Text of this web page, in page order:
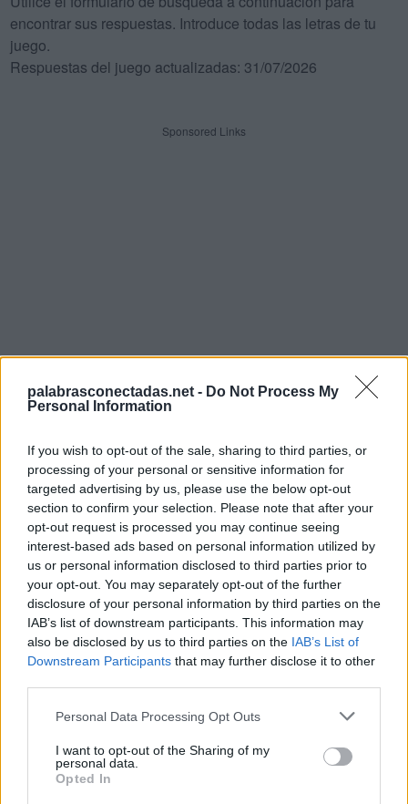
palabrasconectadas.net - Do Not Process My
Personal Information
If you wish to opt-out of the sale, sharing to third parties, or
processing of your personal or sensitive information for
targeted advertising by us, please use the below opt-out
section to confirm your selection. Please note that after your
opt-out request is processed you may continue seeing
interest-based ads based on personal information utilized by
us or personal information disclosed to third parties prior to
your opt-out. You may separately opt-out of the further
disclosure of your personal information by third parties on the
IAB’s list of downstream participants. This information may
also be disclosed by us to third parties on the IAB’s List of
Downstream Participants that may further disclose it to other
Personal Data Processing Opt Outs
I want to opt-out of the Sharing of my
personal data.
Opted In
encontrar sus respuestas. Introduce todas las letras de tu
juego.
Respuestas del juego actualizadas: 31/07/2026
Sponsored Links
Búsqueda por letras. Introduce
todas las letras del rompecabezas:
Búsqueda
por
letras.
Introduce
todas
letras
del
rompecabezas:
Buscar
Lo sentimos, no encontramos su rompecabezas, por lo
que generó una lista de palabras que podrían ser útiles
para usted.
1.
E J
E
2.
E L
E
G E
L
L E
E
E
L